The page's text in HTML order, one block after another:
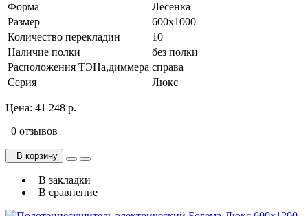
Форма
Лесенка
Размер
600х1000
Количество перекладин
10
Наличие полки
без полки
Расположения ТЭНа,диммера справа
Серия
Люкс
Цена: 41 248 р.
0 отзывов
В корзину
В закладки
В сравнение